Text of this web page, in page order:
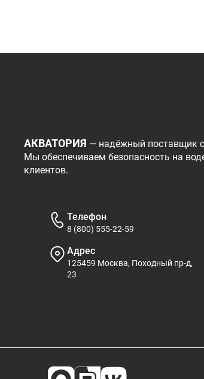
АКВАТОРИЯ — надёжный поставщик
Мы обеспечиваем безопасность на
клиентов.
Телефон
8 (800) 555-22-59
Адрес
125459 Москва, Походный пр-д,
23